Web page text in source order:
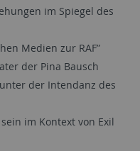
im Spiegel des
Medien zur RAF”
der Pina Bausch
der Intendanz des
im Kontext von Exil